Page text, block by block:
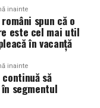
lansării rutei,
promovare
Spree Berlin. În
câștigat o vizită
– Timișoara,
inainte
spun că o
este cel mai util
în vacanță
inainte
continuă să
segmentul